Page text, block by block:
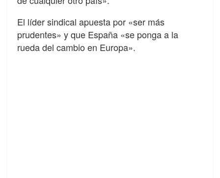
El líder sindical apuesta por «ser más
prudentes» y que España «se ponga a la
rueda del cambio en Europa».